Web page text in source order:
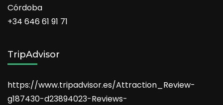
Córdoba
+34 646 61 91 71
TripAdvisor
https://www.tripadvisor.es/Attraction_Review-
g187430-d23894023-Reviews-